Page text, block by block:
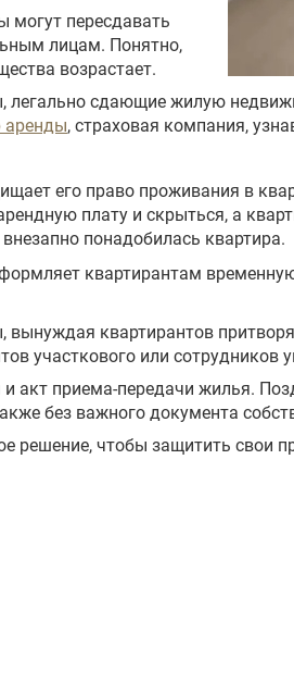
могут пересдавать
лицам. Понятно,
возрастает.
сдающие жилую
аренды, страховая компания,
его право проживания в
плату и скрыться, а
понадобилась квартира.
квартирантам
квартирантов
участкового или
и акт приема-передачи жилья.
без важного документа
чтобы защитить свои